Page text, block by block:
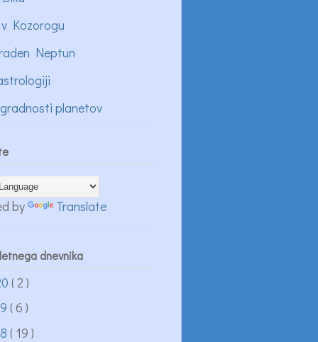
Kozorogu
Neptun
planetov
by Translate
dnevnika
( 2 )
( 6 )
( 19 )